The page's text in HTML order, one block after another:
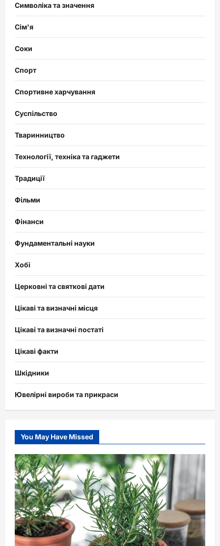
Символіка та значення
Сім'я
Соки
Спорт
Спортивне харчування
Суспільство
Тваринництво
Технології, техніка та гаджети
Традиції
Фільми
Фінанси
Фундаментальні науки
Хобі
Церковні та святкові дати
Цікаві та визначні місця
Цікаві та визначні постаті
Цікаві факти
Шкідники
Ювелірні вироби та прикраси
You May Have Missed